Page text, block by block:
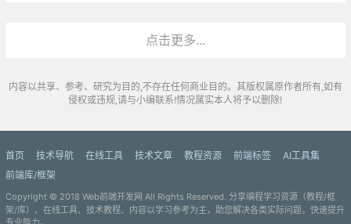
点击更多...
内容以共享、参考、研究为目的,不存在任何商业目的。其版权属原作者所有,如有
侵权或违规,请与小编联系!情况属实本人将予以删除!
首页 技术导航 在线工具 技术文章 教程资源 前端标签
AI工具集
前端库/框架